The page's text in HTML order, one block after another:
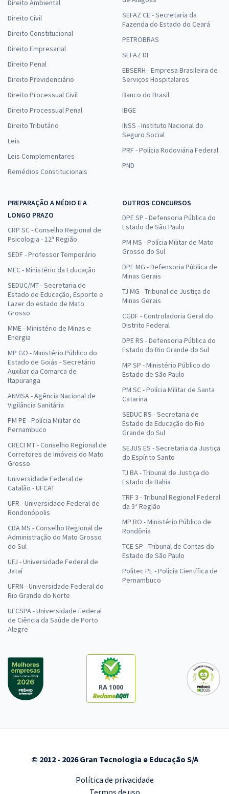
Direito Ambiental
Direito Civil
Direito Constitucional
Direito Empresarial
Direito Penal
Direito Previdenciário
Direito Processual Civil
Direito Processual Penal
Direito Tributário
Leis
Leis Complementares
Remédios Constitucionais
SEFAZ CE - Secretaria da
Fazenda do Estado do Ceará
PETROBRAS
SEFAZ DF
EBSERH - Empresa Brasileira de
Serviços Hospitalares
Banco do Brasil
IBGE
INSS - Instituto Nacional do
Seguro Social
PRF - Polícia Rodoviária Federal
PND
PREPARAÇÃO A MÉDIO E A
LONGO PRAZO
CRP SC - Conselho Regional de
Psicologia - 12ª Região
SEDF - Professor Temporário
MEC - Ministério da Educação
SEDUC/MT - Secretaria de
Estado de Educação, Esporte e
Lazer do estado de Mato
Grosso
MME - Ministério de Minas e
Energia
MP GO - Ministério Público do
Estado de Goiás - Secretário
Auxiliar da Comarca de
Itapuranga
ANVISA - Agência Nacional de
Vigilância Sanitária
PM PE - Polícia Militar de
Pernambuco
CRECI MT - Conselho Regional de
Corretores de Imóveis do Mato
Grosso
Universidade Federal de
Catalão - UFCAT
UFR - Universidade Federal de
Rondonópolis
CRA MS - Conselho Regional de
Administração do Mato Grosso
do Sul
UFJ - Universidade Federal de
Jataí
UFRN - Universidade Federal do
Rio Grande do Norte
UFCSPA - Universidade Federal
de Ciência da Saúde de Porto
Alegre
OUTROS CONCURSOS
DPE SP - Defensoria Pública do
Estado de São Paulo
PM MS - Polícia Militar de Mato
Grosso do Sul
DPE MG - Defensoria Pública de
Minas Gerais
TJ MG - Tribunal de Justiça de
Minas Gerais
CGDF - Controladoria Geral do
Distrito Federal
DPE RS - Defensoria Pública do
Estado do Rio Grande do Sul
MP SP - Ministério Público do
Estado de São Paulo
PM SC - Polícia Militar de Santa
Catarina
SEDUC RS - Secretaria de
Estado da Educação do Rio
Grande do Sul
SEJUS ES - Secretaria da Justiça
do Espírito Santo
TJ BA - Tribunal de Justiça do
Estado da Bahia
TRF 3 - Tribunal Regional Federal
da 3ª Região
MP RO - Ministério Público de
Rondônia
TCE SP - Tribunal de Contas do
Estado de São Paulo
Politec PE - Polícia Científica de
Pernambuco
RA 1000
© 2012 - 2026 Gran Tecnologia e Educação S/A
Política de privacidade
Termos de uso